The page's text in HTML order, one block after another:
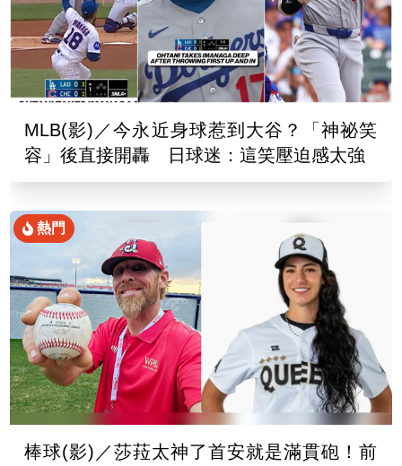
MLB(影)／今永近身球惹到大谷？「神祕笑
容」後直接開轟 日球迷：這笑壓迫感太強
熱門
棒球(影)／莎菈太神了首安就是滿貫砲！前